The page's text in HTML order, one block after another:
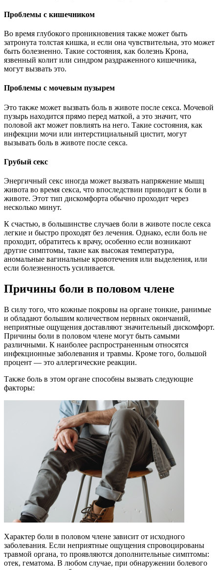
Проблемы с кишечником
Во время глубокого проникновения также может быть
затронута толстая кишка, и если она чувствительна, это может
быть болезненно. Такие состояния, как болезнь Крона,
язвенный колит или синдром раздраженного кишечника,
могут вызвать это.
Проблемы с мочевым пузырем
Это также может вызвать боль в животе после секса. Мочевой
пузырь находится прямо перед маткой, а это значит, что
половой акт может повлиять на него. Такие состояния, как
инфекции мочи или интерстициальный цистит, могут
вызывать боль в животе после секса.
Грубый секс
Энергичный секс иногда может вызвать напряжение мышц
живота во время секса, что впоследствии приводит к боли в
животе. Этот тип дискомфорта обычно проходит через
несколько минут.
К счастью, в большинстве случаев боли в животе после секса
легкие и быстро проходят без лечения. Однако, если боль не
проходит, обратитесь к врачу, особенно если возникают
другие симптомы, такие как высокая температура,
аномальные вагинальные кровотечения или выделения, или
если болезненность усиливается.
Причины боли в половом члене
В силу того, что кожные покровы на органе тонкие, ранимые
и обладают большим количеством нервных окончаний,
неприятные ощущения доставляют значительный дискомфорт.
Причины боли в половом члене могут быть самыми
различными. К наиболее распространенным относятся
инфекционные заболевания и травмы. Кроме того, большой
процент — это аллергические реакции.
Также боль в этом органе способны вызвать следующие
факторы:
Характер боли в половом члене зависит от исходного
заболевания. Если неприятные ощущения спровоцированы
травмой органа, то проявляются дополнительные симптомы:
отек, гематома. В любом случае, при обнаружении болевого